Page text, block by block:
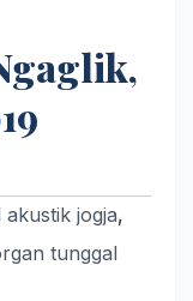
akustik jogja,
tunggal